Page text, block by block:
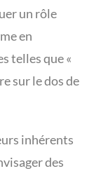
un rôle
en
telles que «
sur le dos de
inhérents
des